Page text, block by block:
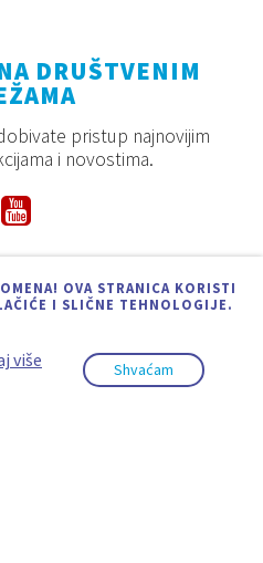
OVA STRANICA KORISTI
I SLIČNE TEHNOLOGIJE.
više Shvaćam
DRUŠTVENIM
pristup najnovijim
i novostima.